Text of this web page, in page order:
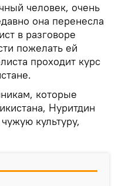
человек, очень
она перенесла
в разговоре
пожелать ей
проходит курс
которые
Нуритдин
культуру,